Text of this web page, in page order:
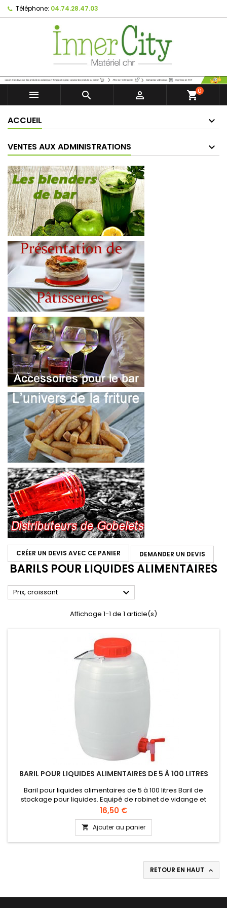
Téléphone: 04.74.28.47.03
   shopping_cart0
ACCUEIL
VENTES AUX ADMINISTRATIONS
CRÉER UN DEVIS AVEC CE PANIER DEMANDER UN DEVIS
BARILS POUR LIQUIDES ALIMENTAIRES
Prix, croissant 
Affichage 1-1 de 1 article(s)
BARIL POUR LIQUIDES ALIMENTAIRES DE 5 À 100 LITRES
Baril pour liquides alimentaires de 5 à 100 litres Baril de
stockage pour liquides. Equipé de robinet de vidange et
bouchon avec joint. Qualité alimentaire Coloris: blanc
(naturel) - bouchon à visser: rouge. Pas de graduation
Prix
16,50 €
 Ajouter au panier
RETOUR EN HAUT 